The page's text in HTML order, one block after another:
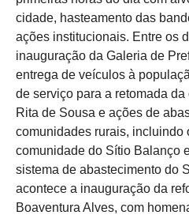
cidade, hasteamento das
ações institucionais. Entre os
inauguração da Galeria de
entrega de veículos à
de serviço para a retomada
Rita de Sousa e ações de
comunidades rurais, incluindo
comunidade do Sítio Balanço
sistema de abastecimento do
acontece a inauguração da
Boaventura Alves, com